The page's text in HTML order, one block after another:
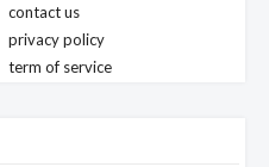
contact us
privacy policy
term of service